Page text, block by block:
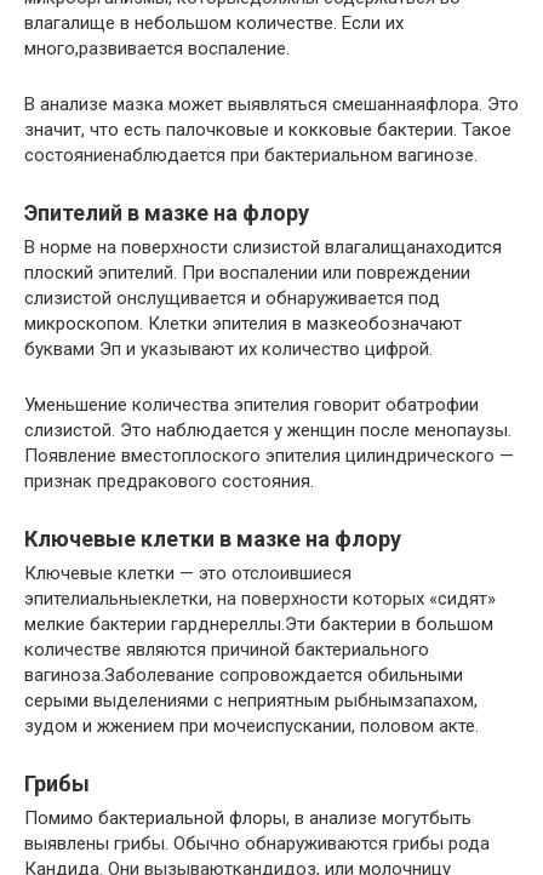
влагалище в небольшом количестве. Если их
много,развивается воспаление.
В анализе мазка может выявляться смешаннаяфлора. Это
значит, что есть палочковые и кокковые бактерии. Такое
состояниенаблюдается при бактериальном вагинозе.
Эпителий в мазке на флору
В норме на поверхности слизистой влагалищанаходится
плоский эпителий. При воспалении или повреждении
слизистой онслущивается и обнаруживается под
микроскопом. Клетки эпителия в мазкеобозначают
буквами Эп и указывают их количество цифрой.
Уменьшение количества эпителия говорит обатрофии
слизистой. Это наблюдается у женщин после менопаузы.
Появление вместоплоского эпителия цилиндрического —
признак предракового состояния.
Ключевые клетки в мазке на флору
Ключевые клетки — это отслоившиеся
эпителиальныеклетки, на поверхности которых «сидят»
мелкие бактерии гарднереллы.Эти бактерии в большом
количестве являются причиной бактериального
вагиноза.Заболевание сопровождается обильными
серыми выделениями с неприятным рыбнымзапахом,
зудом и жжением при мочеиспускании, половом акте.
Грибы
Помимо бактериальной флоры, в анализе могутбыть
выявлены грибы. Обычно обнаруживаются грибы рода
Кандида. Они вызываюткандидоз, или молочницу